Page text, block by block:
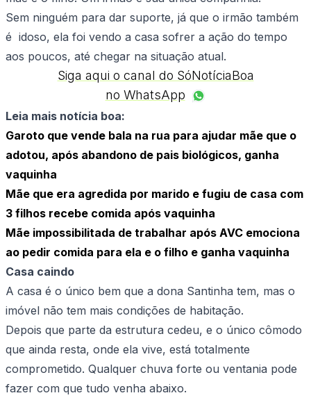
Sem ninguém para dar suporte, já que o irmão também
é idoso, ela foi vendo a casa sofrer a ação do tempo
aos poucos, até chegar na situação atual.
Siga aqui o canal do SóNotíciaBoa
no WhatsApp
Leia mais notícia boa:
Garoto que vende bala na rua para ajudar mãe que o
adotou, após abandono de pais biológicos, ganha
vaquinha
Mãe que era agredida por marido e fugiu de casa com
3 filhos recebe comida após vaquinha
Mãe impossibilitada de trabalhar após AVC emociona
ao pedir comida para ela e o filho e ganha vaquinha
Casa caindo
A casa é o único bem que a dona Santinha tem, mas o
imóvel não tem mais condições de habitação.
Depois que parte da estrutura cedeu, e o único cômodo
que ainda resta, onde ela vive, está totalmente
comprometido. Qualquer chuva forte ou ventania pode
fazer com que tudo venha abaixo.